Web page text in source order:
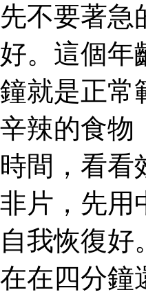
先不要著急
好。這個年
鐘就是正常
辛辣的食物
時間，看看
非片，先用
自我恢復好
在在四分鐘